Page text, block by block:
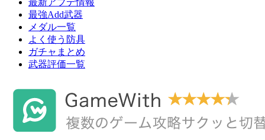
最新アプデ情報
最強Add武器
メダル一覧
よく使う防具
ガチャまとめ
武器評価一覧